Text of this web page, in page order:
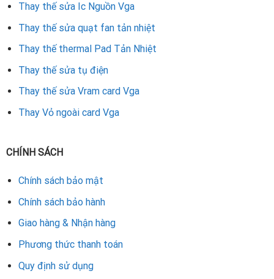
Thay thế sửa Ic Nguồn Vga
Thay thế sửa quạt fan tản nhiệt
Thay thế thermal Pad Tản Nhiệt
Thay thế sửa tụ điện
Thay thế sửa Vram card Vga
Thay Vỏ ngoài card Vga
CHÍNH SÁCH
Chính sách bảo mật
Chính sách bảo hành
Giao hàng & Nhận hàng
Phương thức thanh toán
Quy định sử dụng